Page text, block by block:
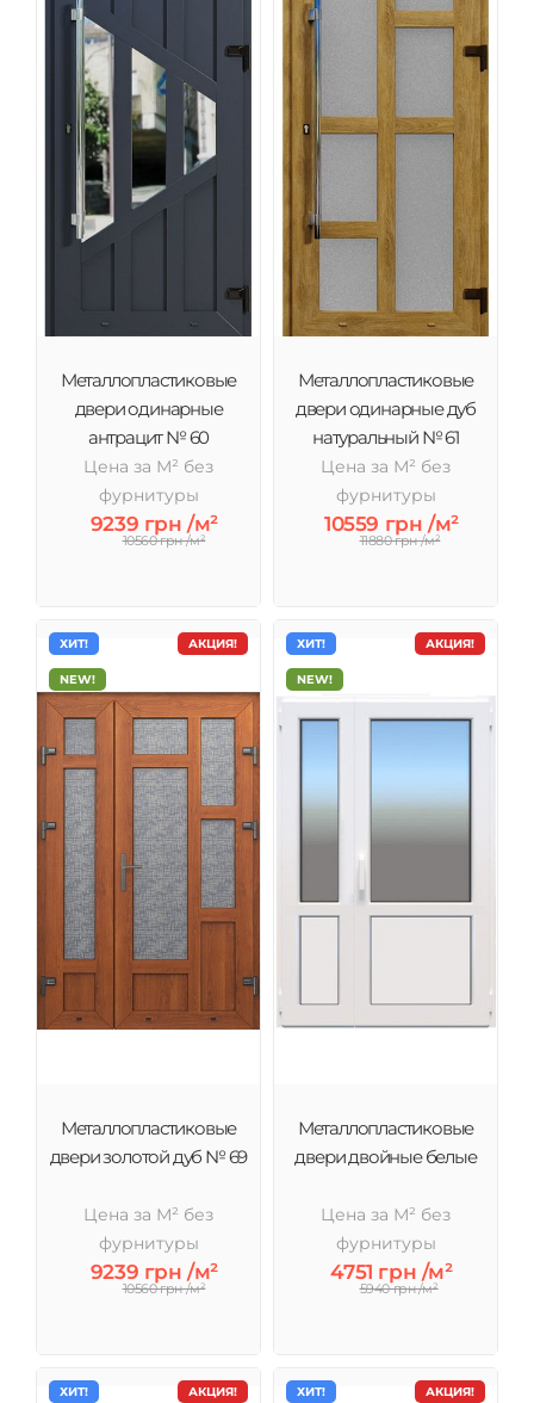
Металлопластиковые
двери одинарные
антрацит № 60
Цена за М² без
фурнитуры
9239 грн /м²
10560 грн /м²
Металлопластиковые
двери одинарные дуб
натуральный № 61
Цена за М² без
фурнитуры
10559 грн /м²
11880 грн /м²
АКЦИЯ!
ХИТ!
NEW!
Металлопластиковые
двери золотой дуб № 69
Цена за М² без
фурнитуры
9239 грн /м²
10560 грн /м²
АКЦИЯ!
ХИТ!
NEW!
Металлопластиковые
двери двойные белые
Цена за М² без
фурнитуры
4751 грн /м²
5940 грн /м²
АКЦИЯ!
ХИТ! АКЦИЯ!
ХИТ!